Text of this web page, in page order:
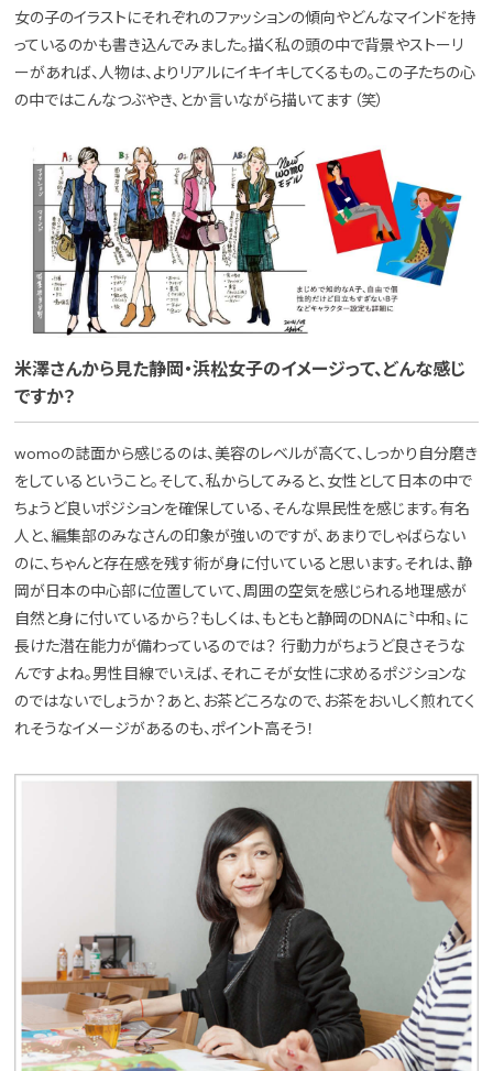
女の子のイラストにそれぞれのファッションの傾向やどんなマインドを持
っているのかも書き込んでみました。描く私の頭の中で背景やストーリ
ーがあれば、人物は、よりリアルにイキイキしてくるもの。この子たちの心
の中ではこんなつぶやき、とか言いながら描いてます（笑）
米澤さんから見た静岡・浜松女子のイメージって、どんな感じ
ですか？
womoの誌面から感じるのは、美容のレベルが高くて、しっかり自分磨き
をしているということ。そして、私からしてみると、女性として日本の中で
ちょうど良いポジションを確保している、そんな県民性を感じます。有名
人と、編集部のみなさんの印象が強いのですが、あまりでしゃばらない
のに、ちゃんと存在感を残す術が身に付いていると思います。それは、静
岡が日本の中心部に位置していて、周囲の空気を感じられる地理感が
自然と身に付いているから？もしくは、もともと静岡のDNAに〝中和〟に
長けた潜在能力が備わっているのでは？ 行動力がちょうど良さそうな
んですよね。男性目線でいえば、それこそが女性に求めるポジションな
のではないでしょうか？あと、お茶どころなので、お茶をおいしく煎れてく
れそうなイメージがあるのも、ポイント高そう！